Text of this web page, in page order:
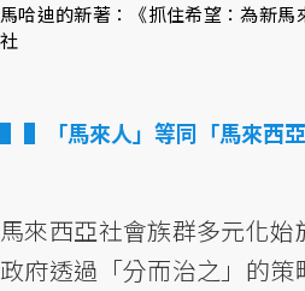
馬哈迪的新著：《抓住希望：為新
社
▌「馬來人」等同「馬來西
馬來西亞社會族群多元化
政府透過「分而治之」的